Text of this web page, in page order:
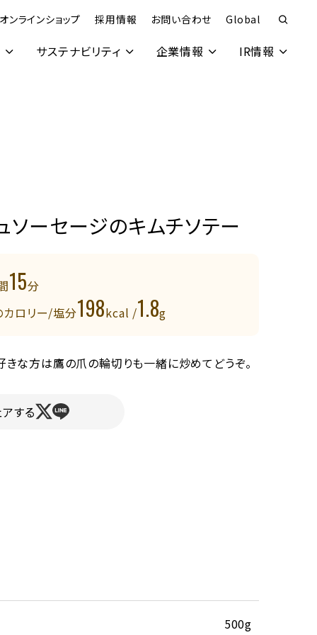
ンラインショップ 採用情報 お問い合わせ Global
サステナビリティ 企業情報 IR情報
ソーセージのキムチソテー
15分
ロリー/塩分198kcal /1.8g
な方は鷹の爪の輪切りも一緒に炒めてどうぞ。
する
500g